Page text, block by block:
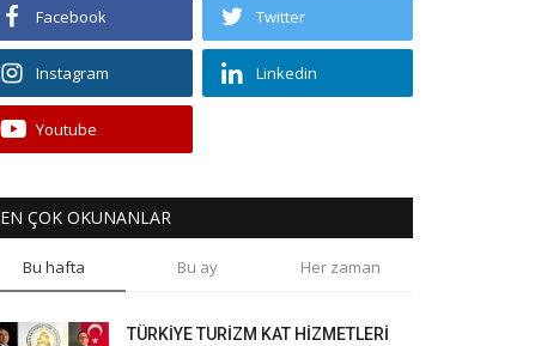
Facebook Twitter
Instagram Linkedin
Youtube
EN ÇOK OKUNANLAR
Bu hafta Bu ay Her zaman
TÜRKİYE TURİZM KAT HİZMETLERİ